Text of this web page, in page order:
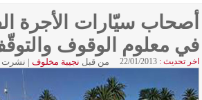
أخبار مختلفة
أصحاب سيّارات الأجرة
في معلوم الوقوف
اخر تحديث : 22/01/2013 من قبل نجيبة مخلوف |